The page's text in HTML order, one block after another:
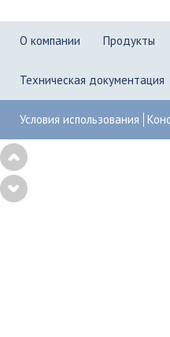
О компании Продукты
Техническая документация
Условия использования